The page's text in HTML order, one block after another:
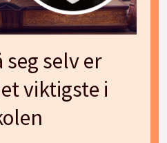
seg selv er
viktigste i